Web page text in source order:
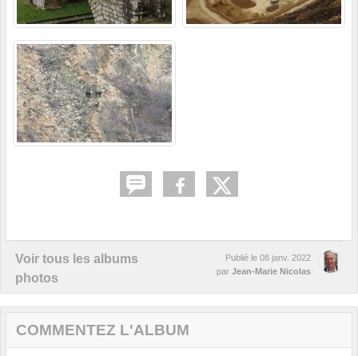
Voir tous les albums
photos
Publié le 08 janv. 2022
par Jean-Marie Nicolas
COMMENTEZ L'ALBUM